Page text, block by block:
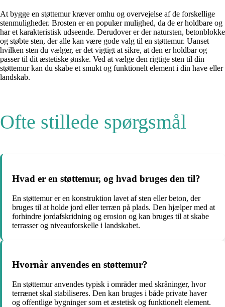
At bygge en støttemur kræver omhu og overvejelse af de forskellige
stenmuligheder. Brosten er en populær mulighed, da de er holdbare og
har et karakteristisk udseende. Derudover er der natursten, betonblokke
og støbte sten, der alle kan være gode valg til en støttemur. Uanset
hvilken sten du vælger, er det vigtigt at sikre, at den er holdbar og
passer til dit æstetiske ønske. Ved at vælge den rigtige sten til din
støttemur kan du skabe et smukt og funktionelt element i din have eller
landskab.
Ofte stillede spørgsmål
Hvad er en støttemur, og hvad bruges den til?
En støttemur er en konstruktion lavet af sten eller beton, der
bruges til at holde jord eller terræn på plads. Den hjælper med at
forhindre jordafskridning og erosion og kan bruges til at skabe
terrasser og niveauforskelle i landskabet.
Hvornår anvendes en støttemur?
En støttemur anvendes typisk i områder med skråninger, hvor
terrænet skal stabiliseres. Den kan bruges i både private haver
og offentlige bygninger som et æstetisk og funktionelt element.